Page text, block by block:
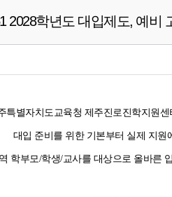
2028학년도 대입제도, 예비
특별자치도교육청 제주진로진학지원
대입 준비를 위한 기본부터 실제 지원
학부모/학생/교사를 대상으로 올바른